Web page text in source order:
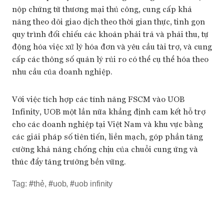
nộp chứng từ thương mại thủ công, cung cấp khả
năng theo dõi giao dịch theo thời gian thực, tinh gọn
quy trình đối chiếu các khoản phải trả và phải thu, tự
động hóa việc xử lý hóa đơn và yêu cầu tài trợ, và cung
cấp các thông số quản lý rủi ro có thể cụ thể hóa theo
nhu cầu của doanh nghiệp.
Với việc tích hợp các tính năng FSCM vào UOB
Infinity, UOB một lần nữa khẳng định cam kết hỗ trợ
cho các doanh nghiệp tại Việt Nam và khu vực bằng
các giải pháp số tiên tiến, liền mạch, góp phần tăng
cường khả năng chống chịu của chuỗi cung ứng và
thúc đẩy tăng trưởng bền vững.
Tag: #thẻ, #uob,#uob infinity